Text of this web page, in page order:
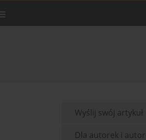
Wyślij swój artykuł
Dla autorek i